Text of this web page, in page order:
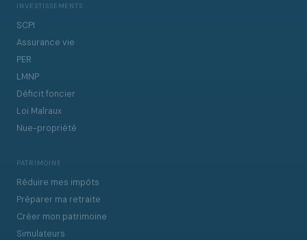
INVESTISSEMENTS
SCPI
Assurance vie
PER
LMNP
Déficit foncier
Loi Malraux
Nue-propriété
PATRIMOINE
Réduire mes impôts
Préparer ma retraite
Créer mon patrimoine
Simulateurs